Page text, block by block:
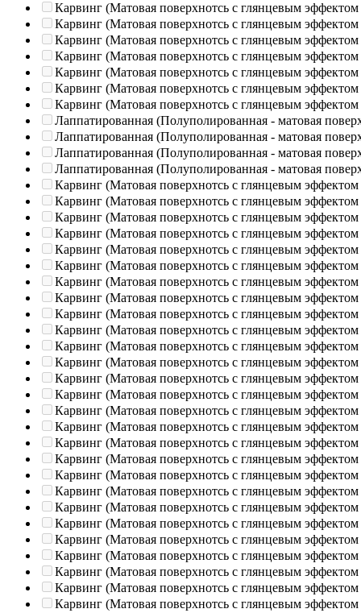
Карвинг (Матовая поверхнотсь с глянцевым эффектом
Карвинг (Матовая поверхнотсь с глянцевым эффектом
Карвинг (Матовая поверхнотсь с глянцевым эффектом
Карвинг (Матовая поверхнотсь с глянцевым эффектом
Карвинг (Матовая поверхнотсь с глянцевым эффектом
Карвинг (Матовая поверхнотсь с глянцевым эффектом
Карвинг (Матовая поверхнотсь с глянцевым эффектом
Лаппатированная (Полуполированная - матовая
Лаппатированная (Полуполированная - матовая
Лаппатированная (Полуполированная - матовая
Лаппатированная (Полуполированная - матовая
Карвинг (Матовая поверхнотсь с глянцевым эффектом
Карвинг (Матовая поверхнотсь с глянцевым эффектом
Карвинг (Матовая поверхнотсь с глянцевым эффектом
Карвинг (Матовая поверхнотсь с глянцевым эффектом
Карвинг (Матовая поверхнотсь с глянцевым эффектом
Карвинг (Матовая поверхнотсь с глянцевым эффектом
Карвинг (Матовая поверхнотсь с глянцевым эффектом
Карвинг (Матовая поверхнотсь с глянцевым эффектом
Карвинг (Матовая поверхнотсь с глянцевым эффектом
Карвинг (Матовая поверхнотсь с глянцевым эффектом
Карвинг (Матовая поверхнотсь с глянцевым эффектом
Карвинг (Матовая поверхнотсь с глянцевым эффектом
Карвинг (Матовая поверхнотсь с глянцевым эффектом
Карвинг (Матовая поверхнотсь с глянцевым эффектом
Карвинг (Матовая поверхнотсь с глянцевым эффектом
Карвинг (Матовая поверхнотсь с глянцевым эффектом
Карвинг (Матовая поверхнотсь с глянцевым эффектом
Карвинг (Матовая поверхнотсь с глянцевым эффектом
Карвинг (Матовая поверхнотсь с глянцевым эффектом
Карвинг (Матовая поверхнотсь с глянцевым эффектом
Карвинг (Матовая поверхнотсь с глянцевым эффектом
Карвинг (Матовая поверхнотсь с глянцевым эффектом
Карвинг (Матовая поверхнотсь с глянцевым эффектом
Карвинг (Матовая поверхнотсь с глянцевым эффектом
Карвинг (Матовая поверхнотсь с глянцевым эффектом
Карвинг (Матовая поверхнотсь с глянцевым эффектом
Карвинг (Матовая поверхнотсь с глянцевым эффектом